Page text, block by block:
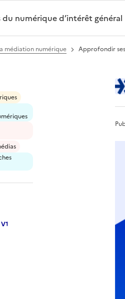
d’intérêt général-
du numérique d’intérêt général
médiation numérique Approfondir
ses